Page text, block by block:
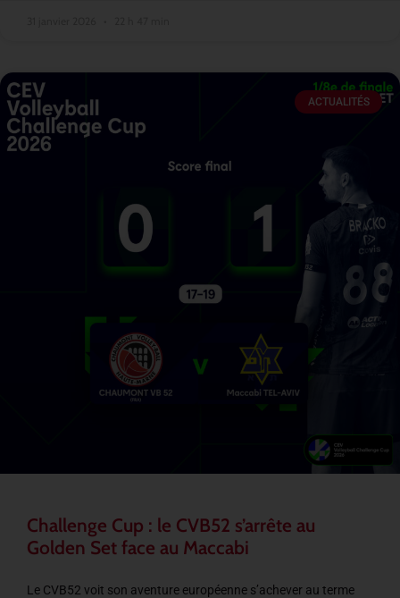
ACTUALITÉS
Challenge Cup : le CVB52 s’arrête au
Golden Set face au Maccabi
Le CVB52 voit son aventure européenne s’achever au terme